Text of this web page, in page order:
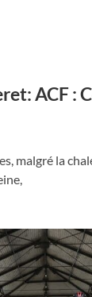
ACF :
malgré la